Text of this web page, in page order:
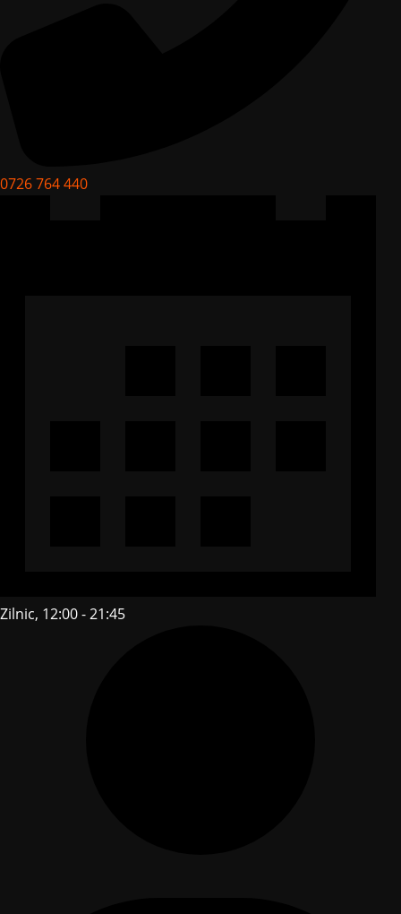
0726 764 440
Zilnic, 12:00 - 21:45